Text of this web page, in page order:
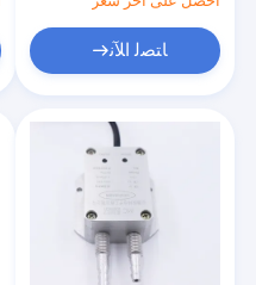
المنتجات
جولة في المصنع
ﺎﺘﺼﻟ ﺍﻶﻧ